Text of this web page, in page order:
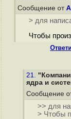
Сообщение от
> для
Чтобы
21.
ядра и
Сообщение
>> для
> Чтобы